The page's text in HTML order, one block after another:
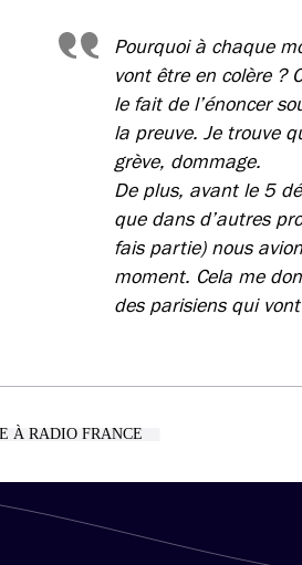
Pourquoi à chaque
vont être en colère ?
le fait de l’énoncer
la preuve. Je trouve
grève, dommage.
De plus, avant le 5
que dans d’autres
fais partie) nous
moment. Cela me
des parisiens qui
À RADIO FRANCE